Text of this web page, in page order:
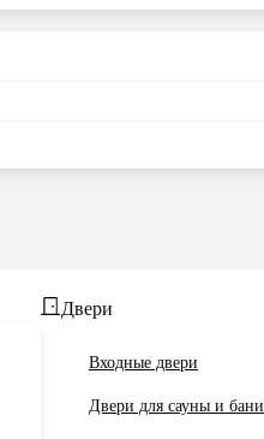
Двери
Входные двери
Двери для сауны и бани